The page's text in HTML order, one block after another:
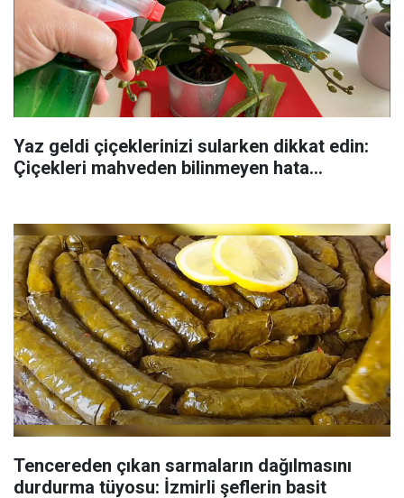
Yaz geldi çiçeklerinizi sularken dikkat edin:
Çiçekleri mahveden bilinmeyen hata...
Tencereden çıkan sarmaların dağılmasını
durdurma tüyosu: İzmirli şeflerin basit